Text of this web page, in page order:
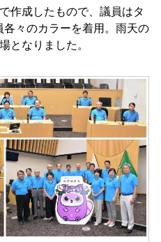
作成したもので、議員はタ
々のカラーを着用。雨天の
となりました。